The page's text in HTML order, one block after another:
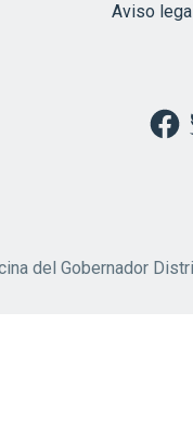
Aviso
del Gobernador